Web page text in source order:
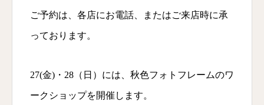
ご予約は、各店にお電話、またはご来店時に承
っております。
27(金)・28（日）には、秋色フォトフレームのワ
ークショップを開催します。